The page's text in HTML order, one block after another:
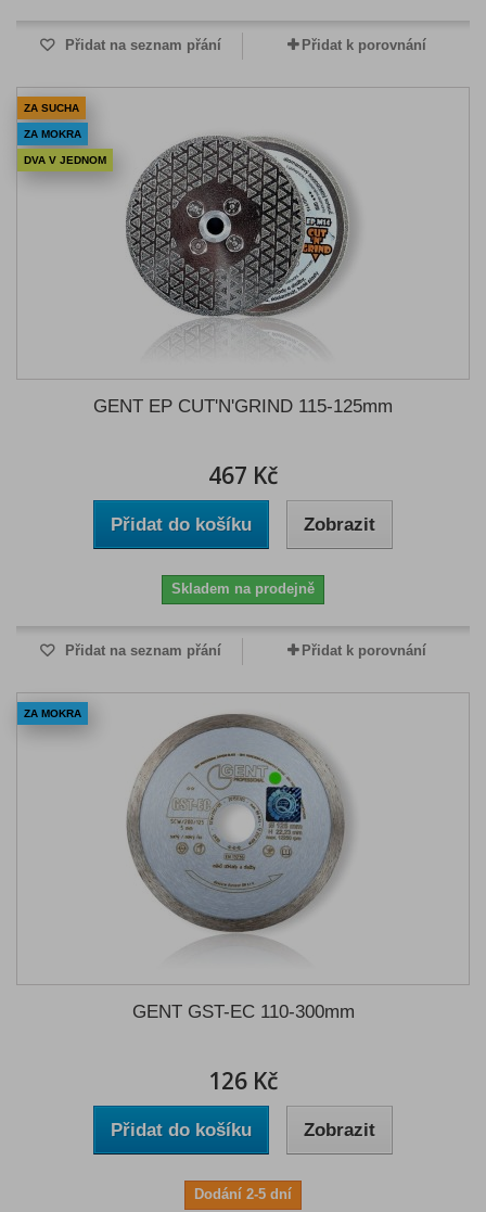
Přidat na seznam přání Přidat k porovnání
ZA SUCHA
ZA MOKRA
DVA V JEDNOM
GENT EP CUT'N'GRIND 115-125mm
467 Kč
Přidat do košíku Zobrazit
Skladem na prodejně
Přidat na seznam přání Přidat k porovnání
ZA MOKRA
GENT GST-EC 110-300mm
126 Kč
Přidat do košíku Zobrazit
Dodání 2-5 dní